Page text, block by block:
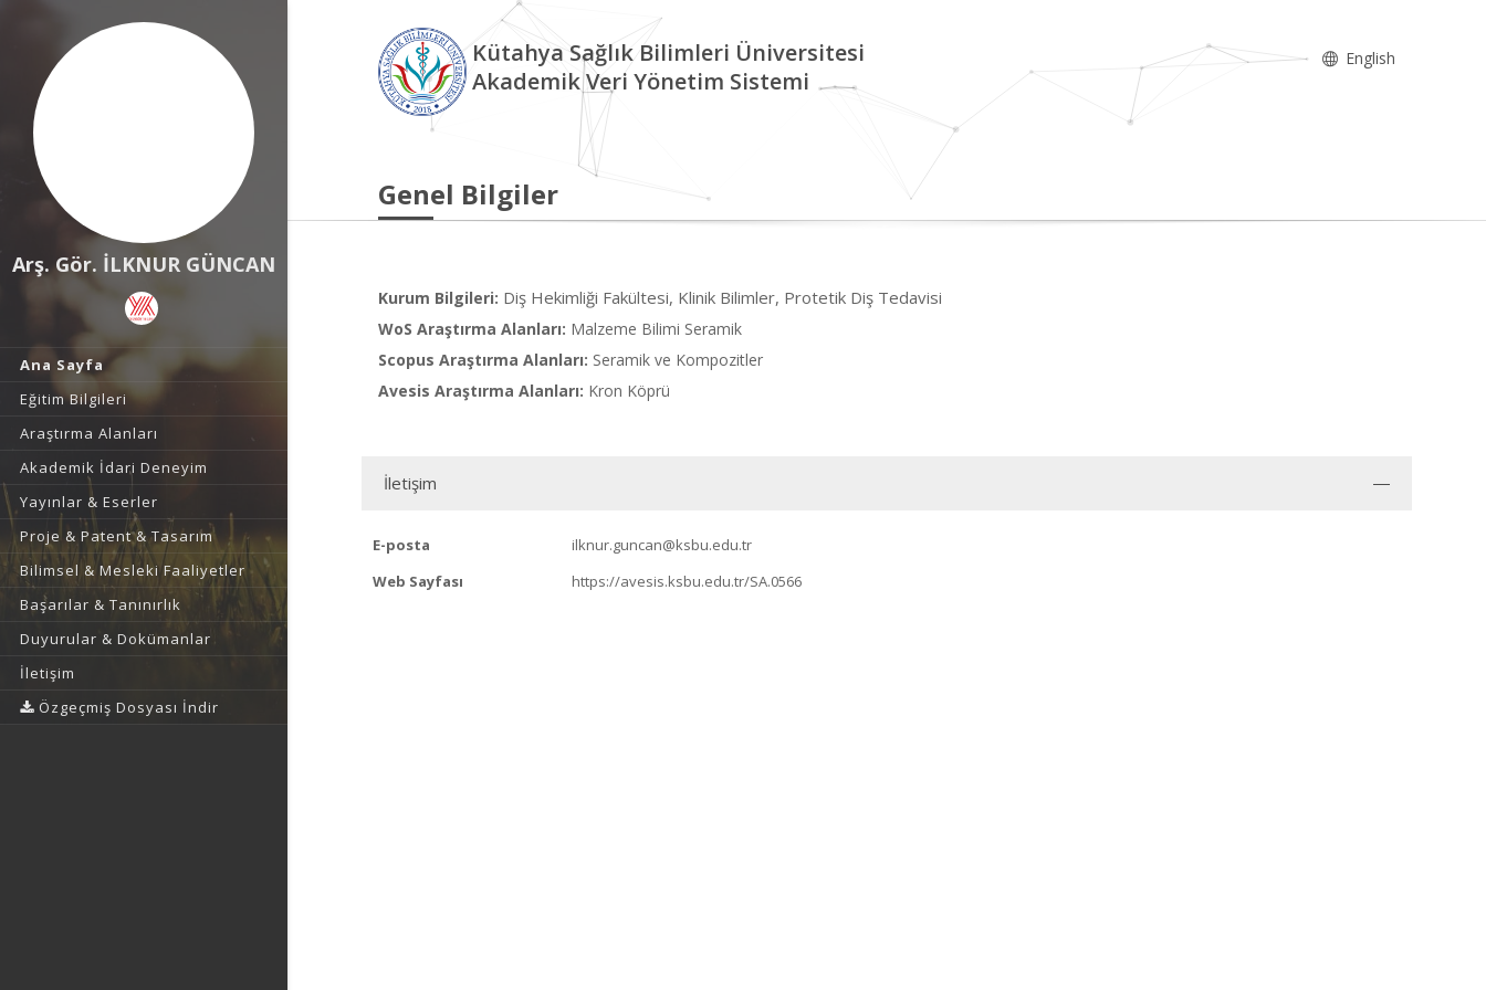
Arş. Gör. İLKNUR GÜNCAN
Ana Sayfa
Eğitim Bilgileri
Araştırma Alanları
Akademik İdari Deneyim
Yayınlar & Eserler
Proje & Patent & Tasarım
Bilimsel & Mesleki Faaliyetler
Başarılar & Tanınırlık
Duyurular & Dokümanlar
İletişim
Özgeçmiş Dosyası İndir
Kütahya Sağlık Bilimleri Üniversitesi
Akademik Veri Yönetim Sistemi
English
Genel Bilgiler
Kurum Bilgileri: Diş Hekimliği Fakültesi, Klinik Bilimler, Protetik Diş Tedavisi
WoS Araştırma Alanları: Malzeme Bilimi Seramik
Scopus Araştırma Alanları: Seramik ve Kompozitler
Avesis Araştırma Alanları: Kron Köprü
İletişim
E-posta
ilknur.guncan@ksbu.edu.tr
Web Sayfası
https://avesis.ksbu.edu.tr/SA.0566